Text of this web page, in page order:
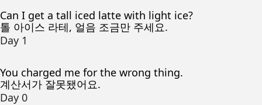
Can I get a tall iced latte with light ice?
톨 아이스 라테, 얼음 조금만 주세요.
Day 1
You charged me for the wrong thing.
계산서가 잘못됐어요.
Day 0